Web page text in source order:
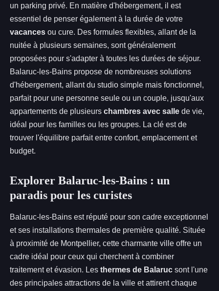
un parking privé. En matière d'hébergement, il est
essentiel de penser également à la durée de votre
vacances ou cure. Des formules flexibles, allant de la
nuitée à plusieurs semaines, sont généralement
proposées pour s'adapter à toutes les durées de séjour.
Balaruc-les-Bains propose de nombreuses solutions
d'hébergement, allant du studio simple mais fonctionnel,
parfait pour une personne seule ou un couple, jusqu'aux
appartements de plusieurs chambres avec salle de vie,
idéal pour les familles ou les groupes. La clé est de
trouver l'équilibre parfait entre confort, emplacement et
budget.
Explorer Balaruc-les-Bains : un
paradis pour les curistes
Balaruc-les-Bains est réputé pour son cadre exceptionnel
et ses installations thermales de première qualité. Située
à proximité de Montpellier, cette charmante ville offre un
cadre idéal pour ceux qui cherchent à combiner
traitement et évasion. Les thermes de Balaruc sont l'une
des principales attractions de la ville et attirent chaque